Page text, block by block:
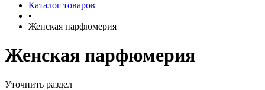
Каталог товаров
•
Женская парфюмерия
Женская парфюмерия
Уточнить раздел